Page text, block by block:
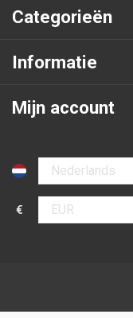
Categorieën
Informatie
Mijn account
Selecteer taal
€
Selecteer valuta